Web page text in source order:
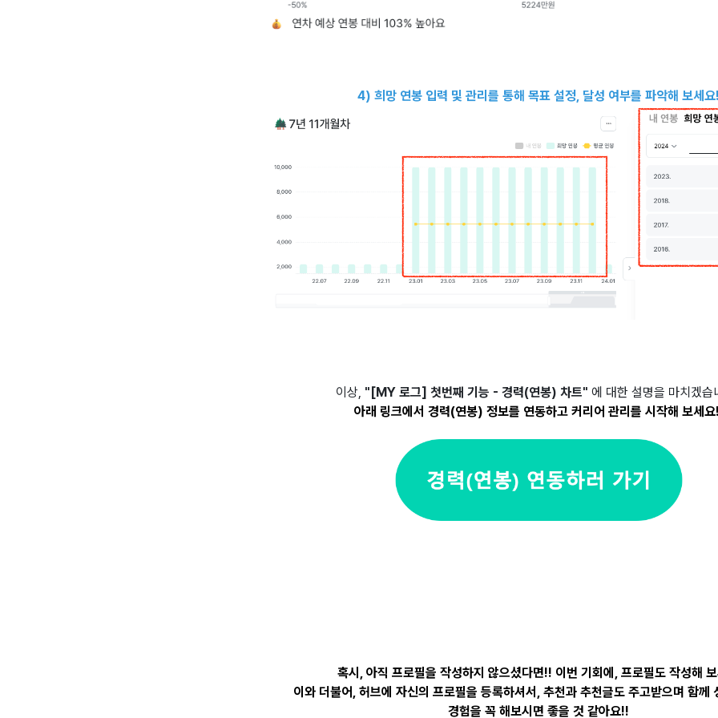
4) 희망 연봉 입력 및 관리를 통해 목표 설정, 달성 여부를 파악해 보세
이상, "[MY 로그] 첫번째 기능 - 경력(연봉) 차트" 에 대한 설명을 마치겠습
아래 링크에서 경력(연봉) 정보를 연동하고 커리어 관리를 시작해 보세
혹시, 아직 프로필을 작성하지 않으셨다면!! 이번 기회에, 프로필도 작성해
이와 더불어, 허브에 자신의 프로필을 등록하셔서, 추천과 추천글도 주고받으며 함께
경험을 꼭 해보시면 좋을 것 같아요!!